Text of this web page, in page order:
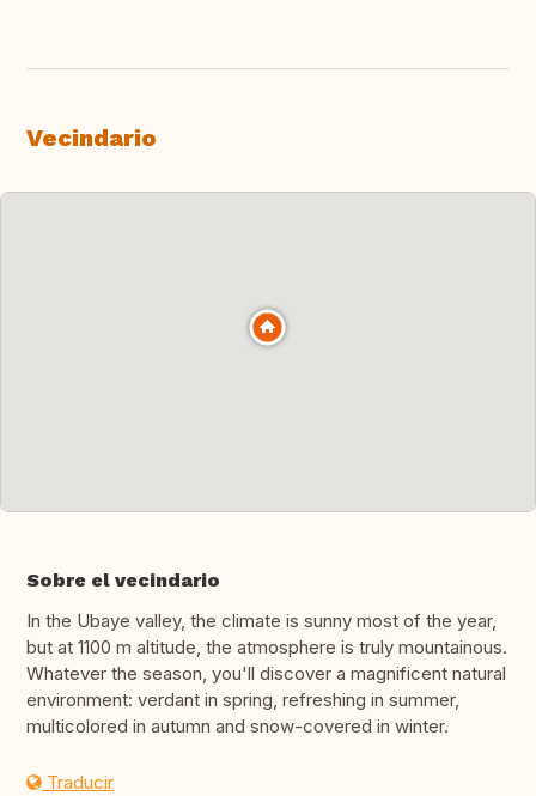
Vecindario
Sobre el vecindario
In the Ubaye valley, the climate is sunny most of the year,
but at 1100 m altitude, the atmosphere is truly mountainous.
Whatever the season, you'll discover a magnificent natural
environment: verdant in spring, refreshing in summer,
multicolored in autumn and snow-covered in winter.
Traducir